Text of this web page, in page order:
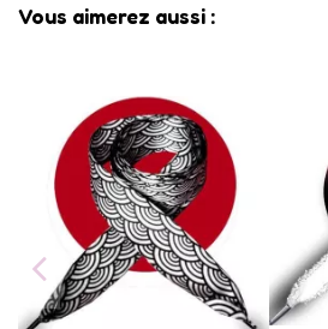
Vous aimerez aussi :